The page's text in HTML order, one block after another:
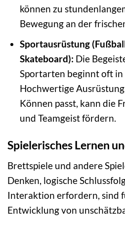
können zu
Bewegung an der
Sportausrüstung
Skateboard): Die
Sportarten beginnt oft in
Hochwertige
Können passt, kann die
und Teamgeist fördern.
Spielerisches Lernen
Brettspiele und andere
Denken, logische
Interaktion erfordern, sind
Entwicklung von